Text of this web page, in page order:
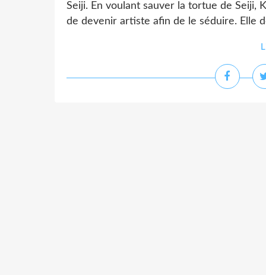
Seiji. En voulant sauver la tortue de Seiji,
de devenir artiste afin de le séduire. Elle